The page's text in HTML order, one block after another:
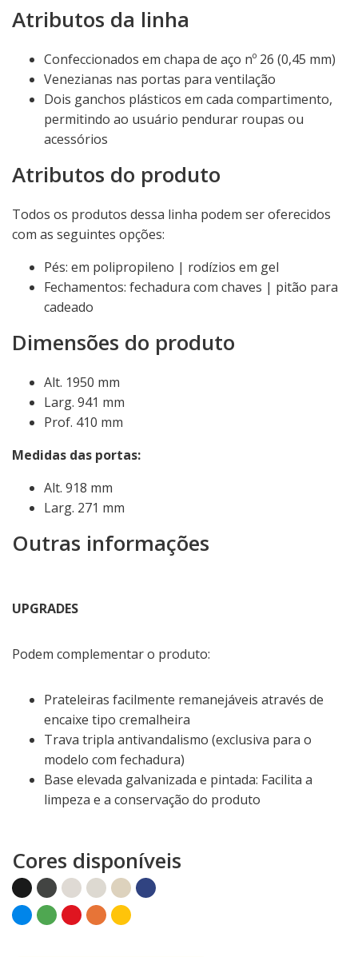
Atributos da linha
Confeccionados em chapa de aço nº 26 (0,45 mm)
Venezianas nas portas para ventilação
Dois ganchos plásticos em cada compartimento,
permitindo ao usuário pendurar roupas ou
acessórios
Atributos do produto
Todos os produtos dessa linha podem ser oferecidos
com as seguintes opções:
Pés: em polipropileno | rodízios em gel
Fechamentos: fechadura com chaves | pitão para
cadeado
Dimensões do produto
Alt. 1950 mm
Larg. 941 mm
Prof. 410 mm
Medidas das portas:
Alt. 918 mm
Larg. 271 mm
Outras informações
UPGRADES
Podem complementar o produto:
Prateleiras facilmente remanejáveis através de
encaixe tipo cremalheira
Trava tripla antivandalismo (exclusiva para o
modelo com fechadura)
Base elevada galvanizada e pintada: Facilita a
limpeza e a conservação do produto
Cores disponíveis